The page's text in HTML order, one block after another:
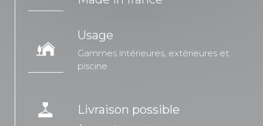
Usage
Gammes intérieures, extérieures et
piscine
Livraison possible